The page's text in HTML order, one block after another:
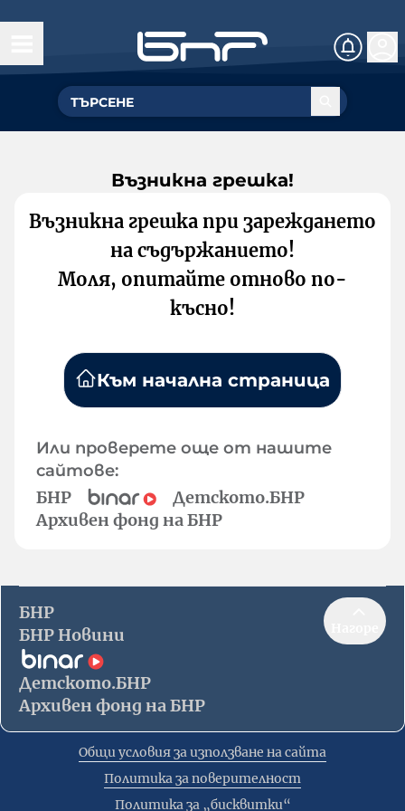
Възникна грешка!
Възникна грешка при зареждането
на съдържанието!
Моля, опитайте отново по-
късно!
Към начална страница
Или проверете още от нашите
сайтове:
БНР
Детското.БНР
Архивен фонд на БНР
БНР
БНР Новини
Детското.БНР
Архивен фонд на БНР
Общи условия за използване на сайта
Политика за поверителност
Политика за „бисквитки“